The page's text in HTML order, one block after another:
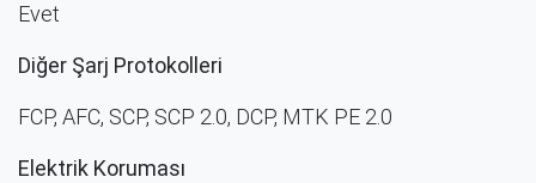
Evet
Diğer Şarj Protokolleri
FCP, AFC, SCP, SCP 2.0, DCP, MTK PE 2.0
Elektrik Koruması